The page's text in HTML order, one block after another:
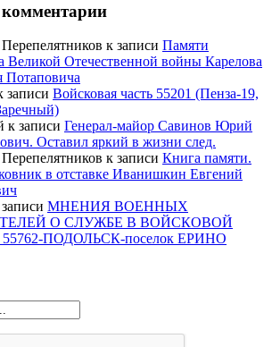
к записи Памяти
Великой Отечественной войны Карелова
Потаповича
записи Войсковая часть 55201 (Пенза-19,
к записи Генерал-майор Савинов Юрий
Оставил яркий в жизни след.
к записи Книга памяти.
в отставке Иванишкин Евгений
МНЕНИЯ ВОЕННЫХ
О СЛУЖБЕ В ВОЙСКОВОЙ
ПОДОЛЬСК-поселок ЕРИНО